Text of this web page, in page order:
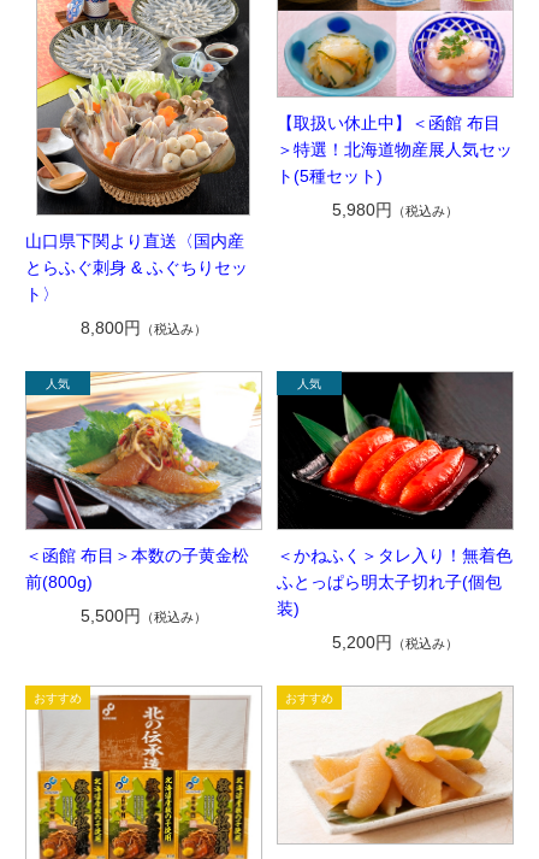
山口県下関より直送〈国内産
とらふぐ刺身 & ふぐちりセッ
ト〉
8,800円
（税込み）
【取扱い休止中】＜函館 布目
＞特選！北海道物産展人気セッ
ト(5種セット)
5,980円
（税込み）
＜函館 布目＞本数の子黄金松
前(800g)
5,500円
（税込み）
＜かねふく＞タレ入り！無着色
ふとっぱら明太子切れ子(個包
装)
5,200円
（税込み）